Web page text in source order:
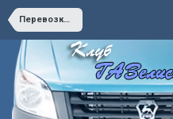
Перевозки как бизнес